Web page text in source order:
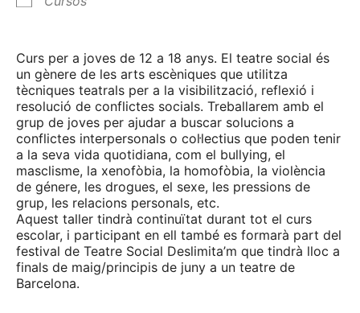
Curs per a joves de 12 a 18 anys. El teatre social és
un gènere de les arts escèniques que utilitza
tècniques teatrals per a la visibilització, reflexió i
resolució de conflictes socials. Treballarem amb el
grup de joves per ajudar a buscar solucions a
conflictes interpersonals o col·lectius que poden tenir
a la seva vida quotidiana, com el bullying, el
masclisme, la xenofòbia, la homofòbia, la violència
de génere, les drogues, el sexe, les pressions de
grup, les relacions personals, etc.
Aquest taller tindrà continuïtat durant tot el curs
escolar, i participant en ell també es formarà part del
festival de Teatre Social Deslimita’m que tindrà lloc a
finals de maig/principis de juny a un teatre de
Barcelona.